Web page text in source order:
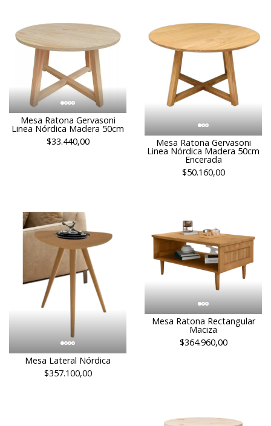
Mesa Ratona Gervasoni
Linea Nórdica Madera 50cm
$33.440,00
Mesa Ratona Gervasoni
Linea Nórdica Madera 50cm
Encerada
$50.160,00
Mesa Lateral Nórdica
$357.100,00
Mesa Ratona Rectangular
Maciza
$364.960,00